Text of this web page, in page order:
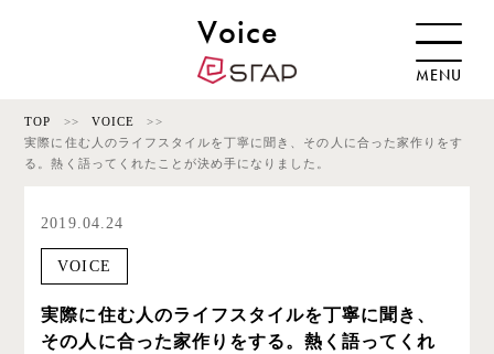
Voice
MENU
TOP
VOICE
実際に住む人のライフスタイルを丁寧に聞き、その人に合った家作りをす
る。熱く語ってくれたことが決め手になりました。
2019.04.24
VOICE
実際に住む人のライフスタイルを丁寧に聞き、
その人に合った家作りをする。熱く語ってくれ